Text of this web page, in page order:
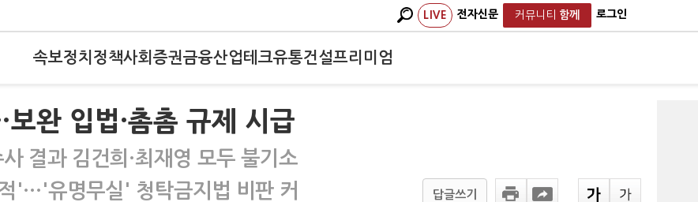
LIVE 전자신문 커뮤니티 함께 로그인
속보정치 정책사회 증권금융산업테크유통건설프리미엄
완 입법·촘촘 규제 시급
결과 김건희·최재영 모두 불기소
'…'유명무실' 청탁금지법 비판 커
답글쓰기